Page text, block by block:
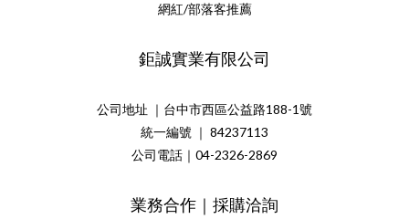
網紅/部落客推薦
鉅誠實業有限公司
公司地址 ｜台中市西區公益路188-1號
統一編號 ｜ 84237113
公司電話｜04-2326-2869
業務合作｜採購洽詢